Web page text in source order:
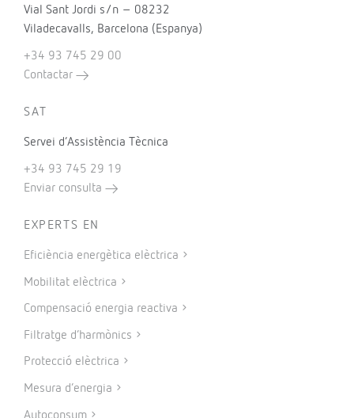
Vial Sant Jordi s/n – 08232
Viladecavalls, Barcelona (Espanya)
+34 93 745 29 00
Contactar
SAT
Servei d’Assistència Tècnica
+34 93 745 29 19
Enviar consulta
EXPERTS EN
Eficiència energètica elèctrica
Mobilitat elèctrica
Compensació energia reactiva
Filtratge d’harmònics
Protecció elèctrica
Mesura d’energia
Autoconsum